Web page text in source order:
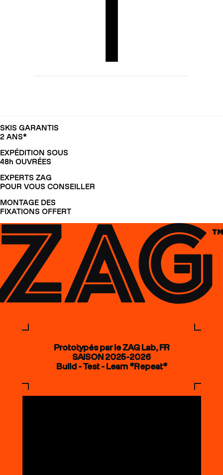
SKIS GARANTIS
2 ANS*
EXPÉDITION SOUS
48h OUVRÉES
EXPERTS ZAG
POUR VOUS CONSEILLER
MONTAGE DES
FIXATIONS OFFERT
Prototypés par le ZAG Lab, FR
SAISON 2025-2026
Build - Test - Learn *Repeat*